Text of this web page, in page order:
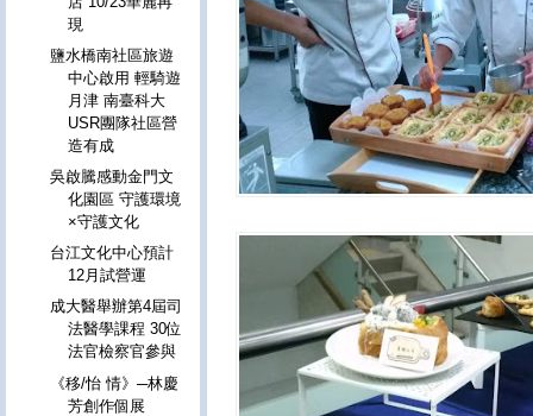
現
鹽水橋南社區旅遊
中心啟用 輕騎遊
月津 南臺科大
USR團隊社區營
造有成
吳啟騰感動金門文
化園區 守護環境
×守護文化
台江文化中心預計
12月試營運
成大醫舉辦第4屆司
法醫學課程 30位
法官檢察官參與
《移/怡 情》─林慶
芳創作個展